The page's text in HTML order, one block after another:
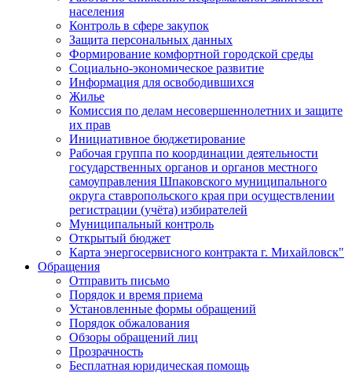
населения
Контроль в сфере закупок
Защита персональных данных
Формирование комфортной городской среды
Социально-экономическое развитие
Информация для освободившихся
Жилье
Комиссия по делам несовершеннолетних и защите
их прав
Инициативное бюджетирование
Рабочая группа по координации деятельности
государственных органов и органов местного
самоуправления Шпаковского муниципального
округа ставропольского края при осуществлении
регистрации (учёта) избирателей
Муниципальный контроль
Открытый бюджет
Карта энергосервисного контракта г. Михайловск"
Обращения
Отправить письмо
Порядок и время приема
Установленные формы обращений
Порядок обжалования
Обзоры обращений лиц
Прозрачность
Бесплатная юридическая помощь